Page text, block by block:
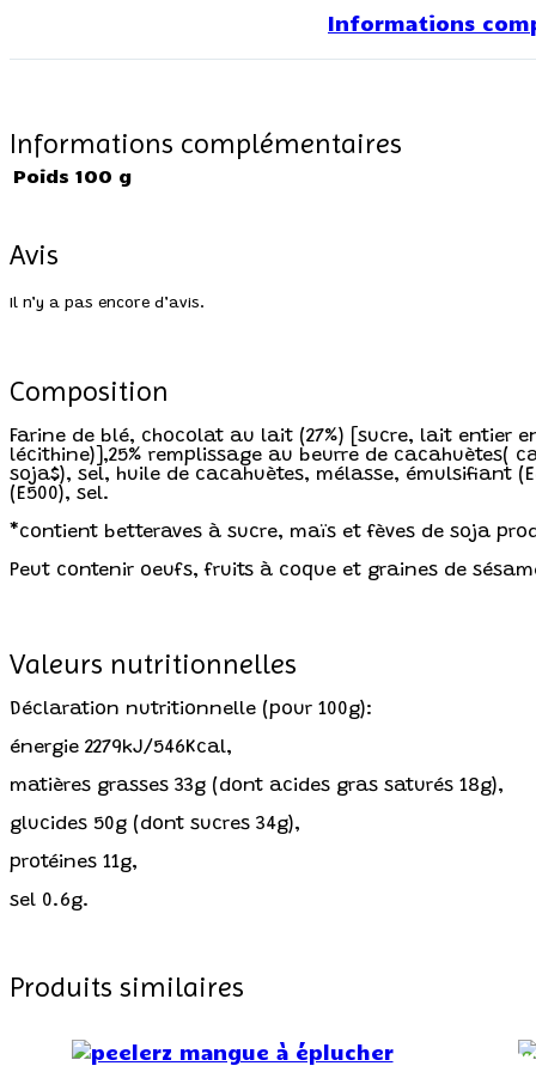
Informations
Informations complémentaires
Poids 100 g
Avis
Il n’y a pas encore d’avis.
Composition
Farine de blé, chocolat au lait (27%) [sucre, lait
lécithine)],25% remplissage au beurre de cacahuètes(
soja$), sel, huile de cacahuètes, mélasse, émulsifiant
(E500), sel.
*contient betteraves à sucre, maïs et fèves de soja
Peut contenir oeufs, fruits à coque et graines de
Valeurs nutritionnelles
Déclaration nutritionnelle (pour 100g):
énergie 2279kJ/546Kcal,
matières grasses 33g (dont acides gras saturés 18g),
glucides 50g (dont sucres 34g),
protéines 11g,
sel 0.6g.
Produits similaires